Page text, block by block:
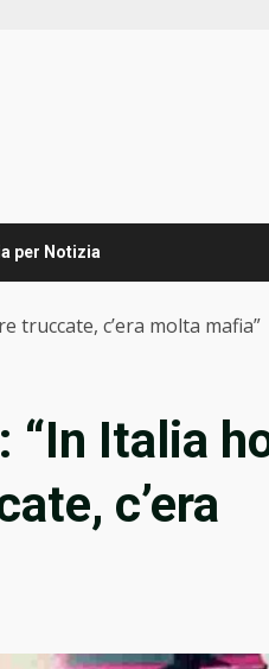
per Notizia
truccate, c’era molta mafia”
“In Italia
c’era